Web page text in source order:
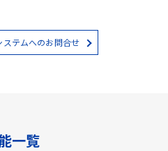
テムへのお問合せ
一覧